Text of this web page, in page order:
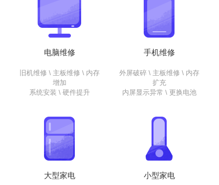
电脑维修
旧机维修 \ 主板维修 \ 内存
增加
系统安装 \ 硬件提升
手机维修
外屏破碎 \ 主板维修 \ 内存
扩充
内屏显示异常 \ 更换电池
大型家电 小型家电